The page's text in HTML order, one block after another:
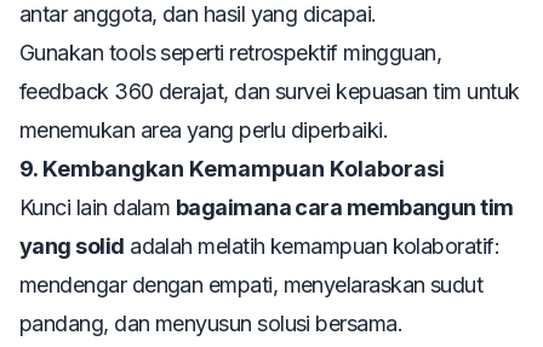
antar anggota, dan hasil yang dicapai.
Gunakan tools seperti retrospektif mingguan,
feedback 360 derajat, dan survei kepuasan tim untuk
menemukan area yang perlu diperbaiki.
9. Kembangkan Kemampuan Kolaborasi
Kunci lain dalam bagaimana cara membangun tim
yang solid adalah melatih kemampuan kolaboratif:
mendengar dengan empati, menyelaraskan sudut
pandang, dan menyusun solusi bersama.